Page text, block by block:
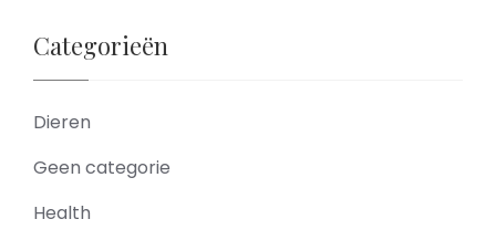
Categorieën
Dieren
Geen categorie
Health